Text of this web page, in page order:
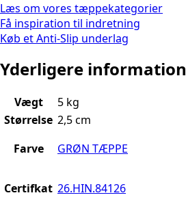
Læs om vores tæppekategorier
Få inspiration til indretning
Køb et Anti-Slip underlag
Yderligere information
Vægt
5 kg
Størrelse 2,5 cm
Farve
GRØN TÆPPE
Certifkat 26.HIN.84126